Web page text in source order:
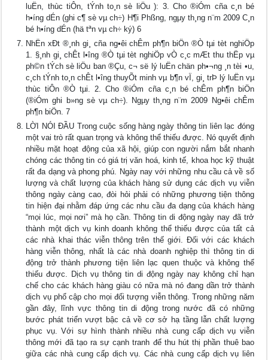
luËn, thùc tiÔn, tÝnh to¸n sè liÖu ): 3. Cho ®iÓm cña c¸n bé
h•íng dÉn (ghi c¶ sè vµ ch÷) H¶i Phßng, ngµy th¸ng n¨m 2009 C¸n
bé h•íng dÉn (hä tªn vµ ch÷ ký) 6
NhËn xÐt ®¸nh gi¸ cña ng•êi chÊm ph¶n biÖn ®Ò tµi tèt nghiÖp
1. §¸nh gi¸ chÊt l•îng ®Ò tµi tèt nghiÖp vÒ c¸c mÆt thu thËp vµ
ph©n tÝch sè liÖu ban ®Çu, c¬ së lý luËn chän ph•¬ng ¸n tèi •u,
c¸ch tÝnh to¸n chÊt l•îng thuyÕt minh vµ b¶n vÏ, gi¸ trÞ lý luËn vµ
thùc tiÔn ®Ò tµi. 2. Cho ®iÓm cña c¸n bé chÊm ph¶n biÖn
(®iÓm ghi b»ng sè vµ ch÷). Ngµy th¸ng n¨m 2009 Ng•êi chÊm
ph¶n biÖn. 7
LỜI NÓI ĐẦU Trong cuộc sống hàng ngày thông tin liên lạc đóng
một vai trò rất quan trọng và không thể thiếu được. Nó quyết định
nhiều mặt hoạt động của xã hội, giúp con người nắm bắt nhanh
chóng các thông tin có giá trị văn hoá, kinh tế, khoa học kỹ thuật
rất đa dạng và phong phú. Ngày nay với những nhu cầu cả về số
lượng và chất lượng của khách hàng sử dụng các dịch vụ viễn
thông ngày càng cao, đòi hỏi phải có những phương tiện thông
tin hiện đại nhằm đáp ứng các nhu cầu đa dạng của khách hàng
“mọi lúc, mọi nơi” mà họ cần. Thông tin di động ngày nay đã trở
thành một dịch vụ kinh doanh không thể thiếu được của tất cả
các nhà khai thác viễn thông trên thế giới. Đối với các khách
hàng viễn thông, nhất là các nhà doanh nghiệp thì thông tin di
động trở thành phương tiện liên lạc quen thuộc và không thể
thiếu được. Dịch vụ thông tin di động ngày nay không chỉ hạn
chế cho các khách hàng giàu có nữa mà nó đang dần trở thành
dịch vụ phổ cập cho mọi đối tượng viễn thông. Trong những năm
gần đây, lĩnh vực thông tin di động trong nước đã có những
bước phát triển vượt bậc cả về cơ sở hạ tầng lẫn chất lượng
phục vụ. Với sự hình thành nhiều nhà cung cấp dịch vụ viễn
thông mới đã tạo ra sự cạnh tranh để thu hút thị phần thuê bao
giữa các nhà cung cấp dịch vụ. Các nhà cung cấp dịch vụ liên